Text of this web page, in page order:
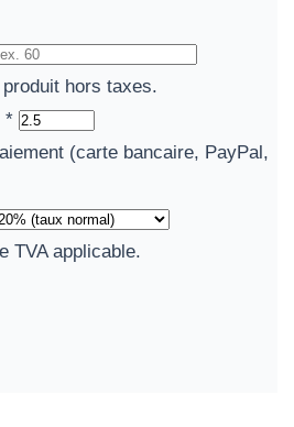
hors taxes.
*
(carte bancaire, PayPal,
TVA applicable.